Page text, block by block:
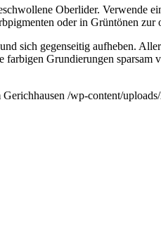
Oberlider. Verwende
oder in Grüntönen
sich gegenseitig aufheben.
Grundierungen
/wp-content/